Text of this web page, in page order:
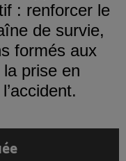
: renforcer le
de survie,
formés aux
prise en